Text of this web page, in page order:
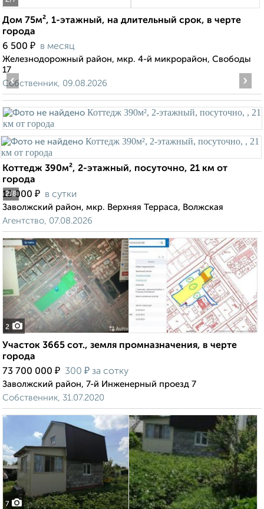
Дом 75м², 1-этажный, на длительный срок, в черте
города
6 500 ₽ в месяц
Железнодорожный район, мкр. 4-й микрорайон, Свободы
17
Собственник, 09.08.2026
2/8
‹ ›
Коттедж 390м², 2-этажный, посуточно, 21 км от
города
12 000 ₽ в сутки
Заволжский район, мкр. Верхняя Терраса, Волжская
Агентство, 07.08.2026
2
Участок 3665 сот., земля промназначения, в черте
города
73 700 000 ₽ 300 ₽ за сотку
Заволжский район, 7-й Инженерный проезд 7
Собственник, 31.07.2020
7